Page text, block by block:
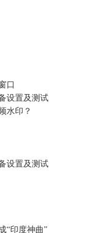
口
设置及测试
水印？
设置及测试
“印度神曲”